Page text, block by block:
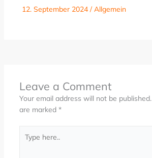
12. September 2024 /Allgemein
Leave a Comment
Your email address will not be published.
are marked *
here..